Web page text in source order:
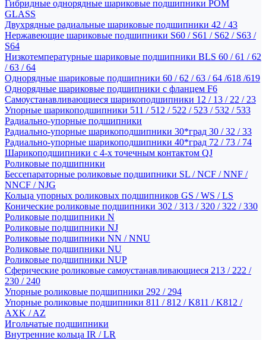
Гибридные однорядные шариковые подшипники POM
GLASS
Двухрядные радиальные шариковые подшипники 42 / 43
Нержавеющие шариковые подшипники S60 / S61 / S62 / S63 /
S64
Низкотемпературные шариковые подшипники BLS 60 / 61 / 62
/ 63 / 64
Однорядные шариковые подшипники 60 / 62 / 63 / 64 /618 /619
Однорядные шариковые подшипники с фланцем F6
Самоустанавливающиеся шарикоподшипники 12 / 13 / 22 / 23
Упорные шарикоподшипники 511 / 512 / 522 / 523 / 532 / 533
Радиально-упорные подшипники
Радиально-упорные шарикоподшипники 30*град 30 / 32 / 33
Радиально-упорные шарикоподшипники 40*град 72 / 73 / 74
Шарикоподшипники с 4-х точечным контактом QJ
Роликовые подшипники
Бессепараторные роликовые подшипники SL / NCF / NNF /
NNCF / NJG
Кольца упорных роликовых подшипников GS / WS / LS
Конические роликовые подшипники 302 / 313 / 320 / 322 / 330
Роликовые подшипники N
Роликовые подшипники NJ
Роликовые подшипники NN / NNU
Роликовые подшипники NU
Роликовые подшипники NUP
Сферические роликовые самоустанавливающиеся 213 / 222 /
230 / 240
Упорные роликовые подшипники 292 / 294
Упорные роликовые подшипники 811 / 812 / K811 / K812 /
AXK / AZ
Игольчатые подшипники
Внутренние кольца IR / LR